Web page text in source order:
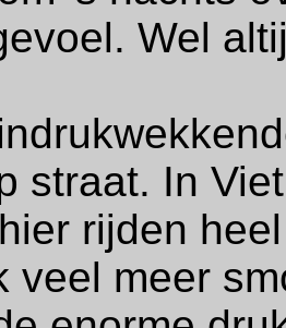
Wel
straat. In
rijden
veel meer